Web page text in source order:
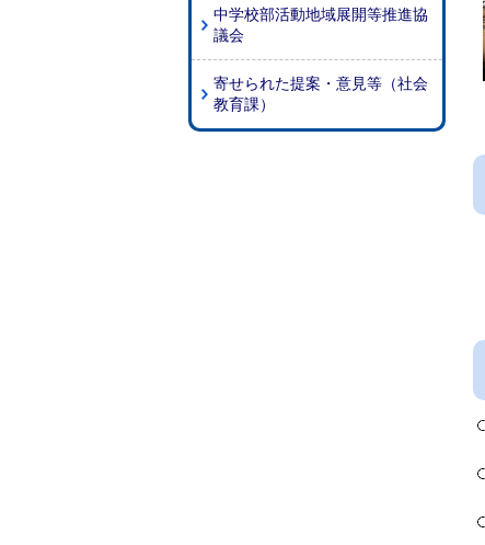
中学校部活動地域展開等推進協
議会
寄せられた提案・意見等（社会
教育課）